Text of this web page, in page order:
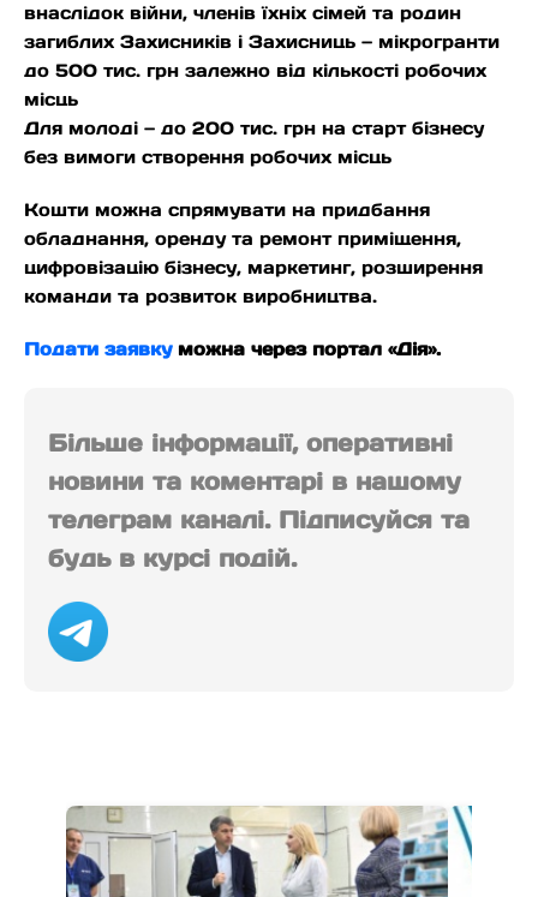
внаслідок війни, членів їхніх сімей та родин
загиблих Захисників і Захисниць — мікрогранти
до 500 тис. грн залежно від кількості робочих
місць
Для молоді — до 200 тис. грн на старт бізнесу
без вимоги створення робочих місць
Кошти можна спрямувати на придбання
обладнання, оренду та ремонт приміщення,
цифровізацію бізнесу, маркетинг, розширення
команди та розвиток виробництва.
Подати заявкуможна через портал «Дія».
Більше інформації, оперативні
новини та коментарі в нашому
телеграм каналі. Підписуйся та
будь в курсі подій.